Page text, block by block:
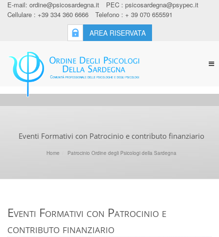
E-mail: ordine@psicosardegna.it PEC : psicosardegna@psypec.it
Cellulare : +39 334 360 6666
Telefono : + 39 070 655591
AREA RISERVATA
Eventi Formativi con Patrocinio e contributo finanziario
Home Patrocinio Ordine degli Psicologi della Sardegna
Eventi Formativi con Patrocinio e
contributo finanziario